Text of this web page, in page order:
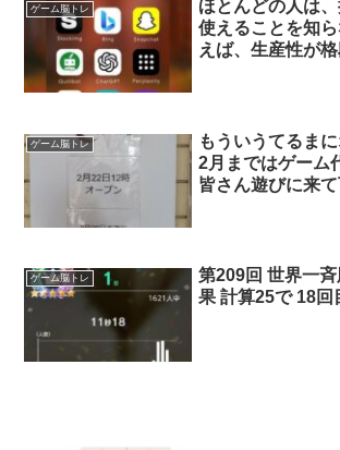
ートするとても便
もあります
ゲーム脳トレ
ほとんどの人は
使えることを知らない
えば、生産性が
ゲーム脳トレ
もういうてるま
2月まではゲーム
皆さん遊びに来
ゲーム脳トレ
第209回 世界一
果 計算25で 18回